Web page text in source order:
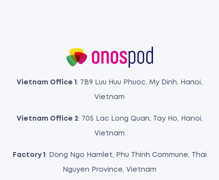
Vietnam Office 1 : 7B9 Luu Huu Phuoc, My Dinh, Hanoi,
Vietnam
Vietnam Office 2: 705 Lac Long Quan, Tay Ho, Hanoi,
Vietnam
Factory 1 : Dong Ngo Hamlet, Phu Thinh Commune, Thai
Nguyen Province, Vietnam